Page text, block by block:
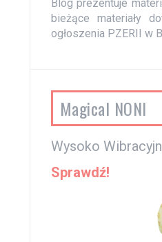
Blog prezentuje
bieżące materiały
ogłoszenia PZERII w
Magical NONI
Wysoko
Sprawdź!